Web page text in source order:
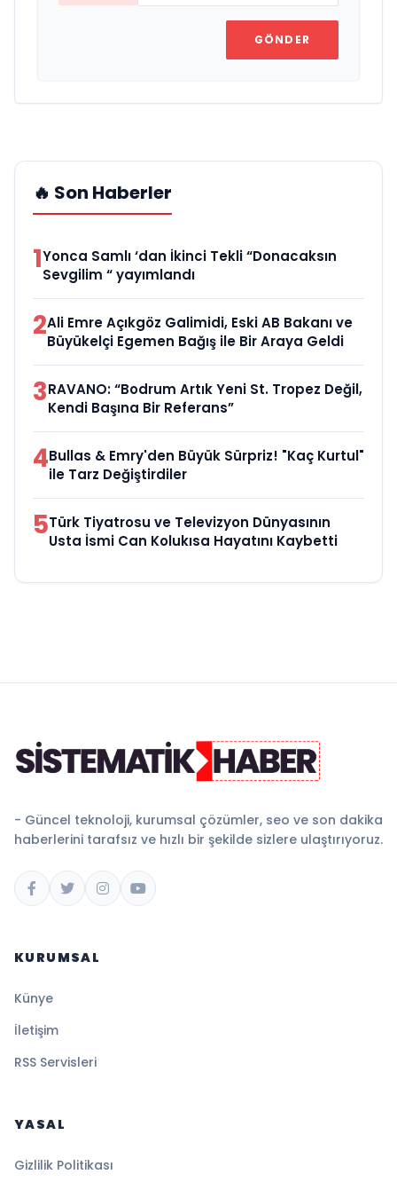
GÖNDER
🔥 Son Haberler
1Yonca Samlı ‘dan İkinci Tekli “Donacaksın
Sevgilim “ yayımlandı
2Ali Emre Açıkgöz Galimidi, Eski AB Bakanı ve
Büyükelçi Egemen Bağış ile Bir Araya Geldi
3RAVANO: “Bodrum Artık Yeni St. Tropez Değil,
Kendi Başına Bir Referans”
4Bullas & Emry'den Büyük Sürpriz! "Kaç Kurtul"
ile Tarz Değiştirdiler
5Türk Tiyatrosu ve Televizyon Dünyasının
Usta İsmi Can Kolukısa Hayatını Kaybetti
- Güncel teknoloji, kurumsal çözümler, seo ve son dakika
haberlerini tarafsız ve hızlı bir şekilde sizlere ulaştırıyoruz.
KURUMSAL
Künye
İletişim
RSS Servisleri
YASAL
Gizlilik Politikası